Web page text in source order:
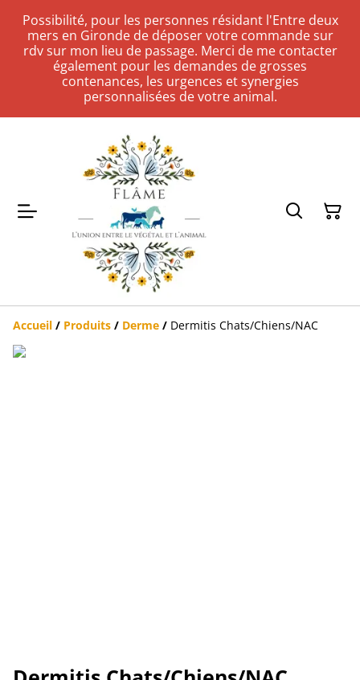
Possibilité, pour les personnes résidant l'Entre deux
mers en Gironde de déposer votre commande sur
rdv sur mon lieu de passage. Merci de me contacter
également pour les demandes de grosses
contenances, les urgences et synergies
personnalisées de votre animal.
Accueil / Produits / Derme / Dermitis Chats/Chiens/NAC